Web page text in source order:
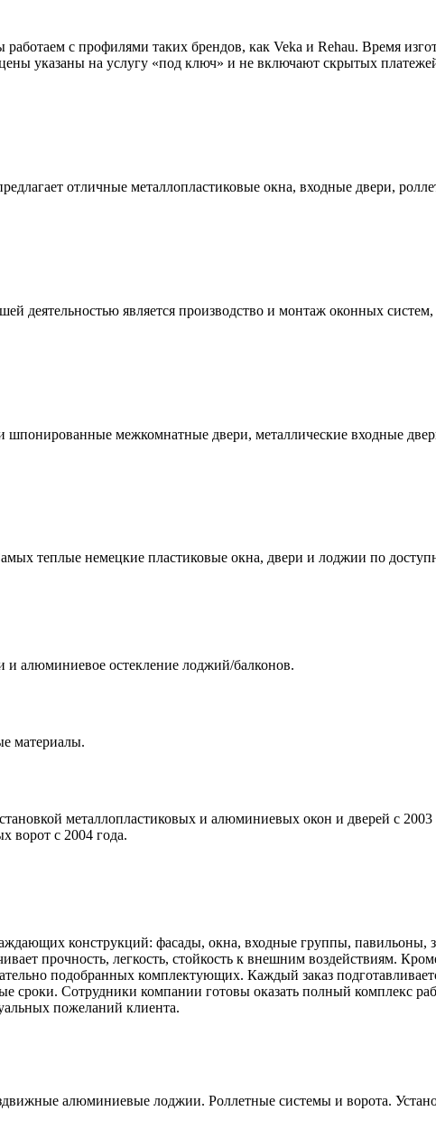
с профилями таких брендов, как Veka и Rehau. Время
указаны на услугу «под ключ» и не включают скрытых
отличные металлопластиковые окна, входные двери,
деятельностью является производство и монтаж оконных
межкомнатные двери, металлические входные
теплые немецкие пластиковые окна, двери и лоджии по
алюминиевое остекление лоджий/балконов.
материалы.
металлопластиковых и алюминиевых окон и дверей с 2003
ворот с 2004 года.
конструкций: фасады, окна, входные группы,
прочность, легкость, стойкость к внешним воздействиям.
подобранных комплектующих. Каждый заказ
сроки. Сотрудники компании готовы оказать полный комплекс
пожеланий клиента.
алюминиевые лоджии. Роллетные системы и ворота.